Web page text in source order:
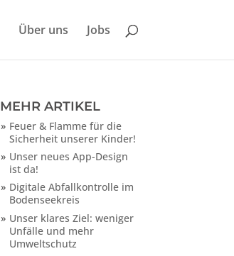
Über uns Jobs
MEHR ARTIKEL
Feuer & Flamme für die
Sicherheit unserer Kinder!
Unser neues App-Design
ist da!
Digitale Abfallkontrolle im
Bodenseekreis
Unser klares Ziel: weniger
Unfälle und mehr
Umweltschutz